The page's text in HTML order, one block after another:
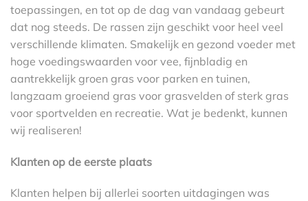
toepassingen, en tot op de dag van vandaag gebeurt
dat nog steeds. De rassen zijn geschikt voor heel veel
verschillende klimaten. Smakelijk en gezond voeder met
hoge voedingswaarden voor vee, fijnbladig en
aantrekkelijk groen gras voor parken en tuinen,
langzaam groeiend gras voor grasvelden of sterk gras
voor sportvelden en recreatie. Wat je bedenkt, kunnen
wij realiseren!
Klanten op de eerste plaats
Klanten helpen bij allerlei soorten uitdagingen was